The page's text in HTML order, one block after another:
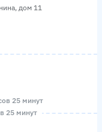
дом 11
25 минут
25 минут